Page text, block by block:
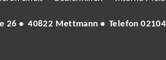
26 • 40822 Mettmann • Telefon